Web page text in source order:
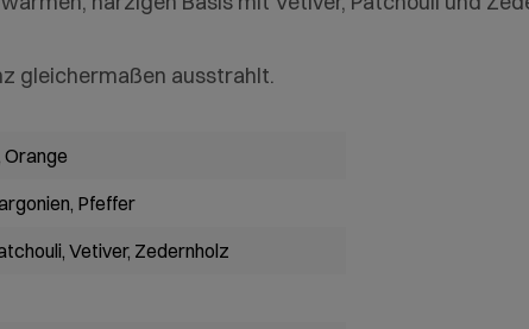
gleichermaßen ausstrahlt.
, Orange
, Pfeffer
, Vetiver, Zedernholz